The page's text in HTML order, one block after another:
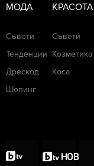
МОДА
Съвети
Тенденции
Дрескод
Шопинг
КРАСОТА
Съвети
Козметика
Коса